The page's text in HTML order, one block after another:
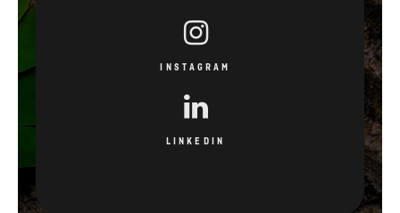
INSTAGRAM
LINKEDIN